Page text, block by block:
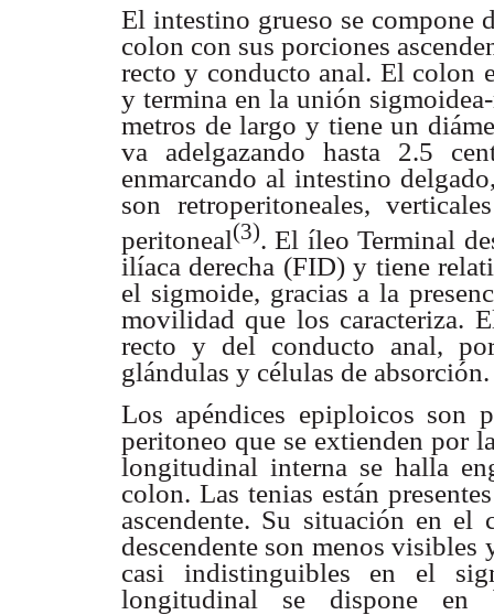
El intestino grueso se compone
colon con sus porciones
recto y conducto anal. El colon
y termina en la unión
metros de largo y tiene un
va adelgazando hasta 2.5
enmarcando al intestino
son retroperitoneales,
peritoneal(3). El íleo Terminal
ilíaca derecha (FID) y tiene
el sigmoide, gracias a la
movilidad que los caracteriza.
recto y del conducto anal,
glándulas y células de absorción.
Los apéndices epiploicos son
peritoneo que se extienden por
longitudinal interna se halla
colon. Las tenias están
ascendente. Su situación en
descendente son menos visibles
casi indistinguibles en el
longitudinal se dispone en